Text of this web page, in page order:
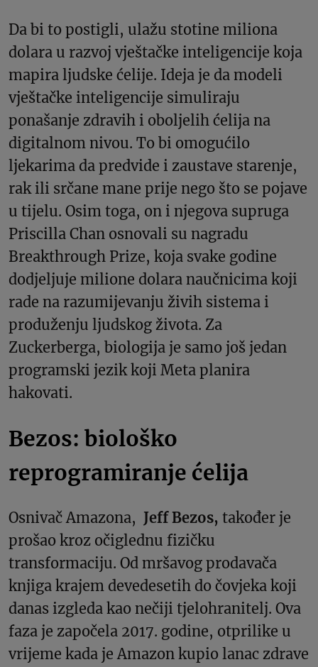
Da bi to postigli, ulažu stotine miliona
dolara u razvoj vještačke inteligencije koja
mapira ljudske ćelije. Ideja je da modeli
vještačke inteligencije simuliraju
ponašanje zdravih i oboljelih ćelija na
digitalnom nivou. To bi omogućilo
ljekarima da predvide i zaustave starenje,
rak ili srčane mane prije nego što se pojave
u tijelu. Osim toga, on i njegova supruga
Priscilla Chan osnovali su nagradu
Breakthrough Prize, koja svake godine
dodjeljuje milione dolara naučnicima koji
rade na razumijevanju živih sistema i
produženju ljudskog života. Za
Zuckerberga, biologija je samo još jedan
programski jezik koji Meta planira
hakovati.
Bezos: biološko
reprogramiranje ćelija
Osnivač Amazona, Jeff Bezos, također je
prošao kroz očiglednu fizičku
transformaciju. Od mršavog prodavača
knjiga krajem devedesetih do čovjeka koji
danas izgleda kao nečiji tjelohranitelj. Ova
faza je započela 2017. godine, otprilike u
vrijeme kada je Amazon kupio lanac zdrave